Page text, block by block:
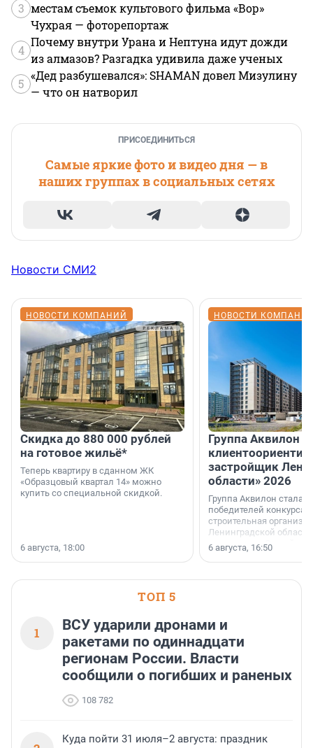
3 местам съемок культового фильма «Вор»
Чухрая — фоторепортаж
4
Почему внутри Урана и Нептуна идут дожди
из алмазов? Разгадка удивила даже ученых
5
«Дед разбушевался»: SHAMAN довел Мизулину
— что он натворил
ПРИСОЕДИНИТЬСЯ
Самые яркие фото и видео дня — в
наших группах в социальных сетях
Новости СМИ2
НОВОСТИ КОМПАНИЙ
Скидка до 880 000 рублей
на готовое жильё*
Теперь квартиру в сданном ЖК
«Образцовый квартал 14» можно
купить со специальной скидкой.
6 августа, 18:00
НОВОСТИ
Группа Аквилон
застройщик
области» 2026
Группа Аквилон стала
победителей конкурса
строительная
Ленинградской области
номинации «Самый
застройщик
области».
6 августа, 16:50
ТОП 5
1
ВСУ ударили дронами и
ракетами по одиннадцати
регионам России. Власти
сообщили о погибших и раненых
108 782
Куда пойти 31 июля–2 августа: праздник